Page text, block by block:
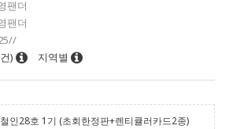
팬더
팬더
) 지역별
인28호 1기 (초회한정판+렌티큘러카드2종)